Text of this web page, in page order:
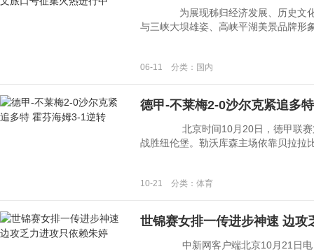
为展现秭归经济发展、历史文化
与三峡大坝雄姿、高峡平湖美景品牌形
06-11 分类：国内
德甲-不莱梅2-0沙尔克紧追多
北京时间10月20日，德甲联赛第
战胜纽伦堡。勒沃库森主场依靠贝拉拉
10-21 分类：体育
世锦赛女排一传进步神速 边攻
中新网客户端北京10月21日电 (